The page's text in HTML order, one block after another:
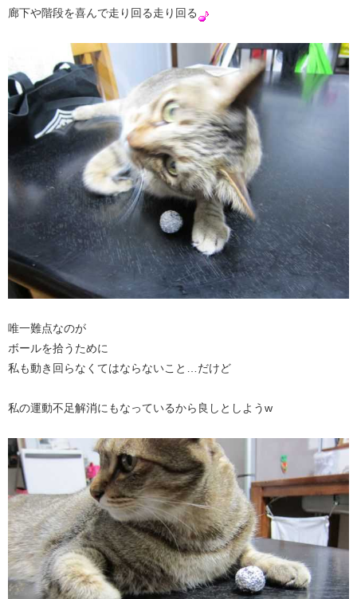
廊下や階段を喜んで走り回る走り回る
唯一難点なのが
ボールを拾うために
私も動き回らなくてはならないこと…だけど
私の運動不足解消にもなっているから良しとしようw